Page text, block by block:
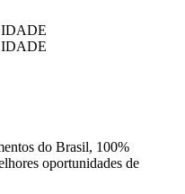
do Brasil, 100%
oportunidades de